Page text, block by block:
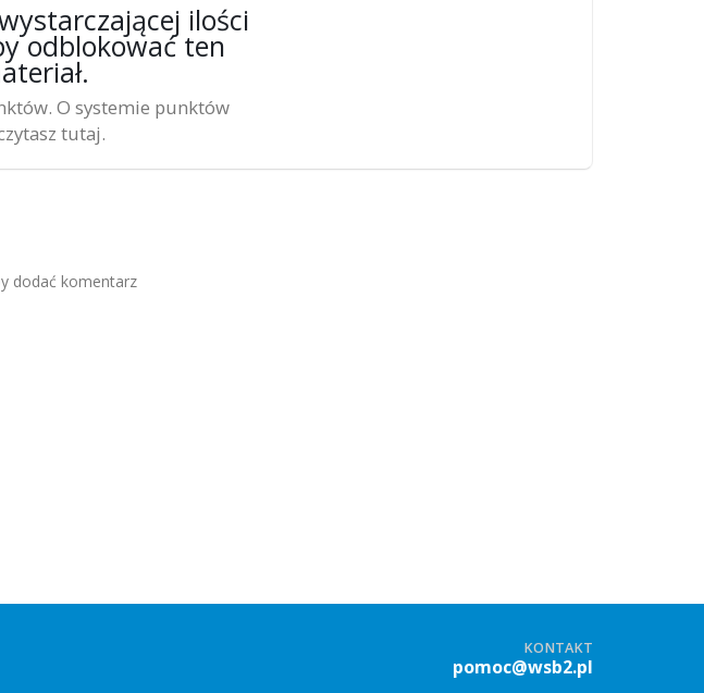
ilości
odblokować ten
O systemie punktów
tutaj.
dodać komentarz
KONTAKT
pomoc@wsb2.pl